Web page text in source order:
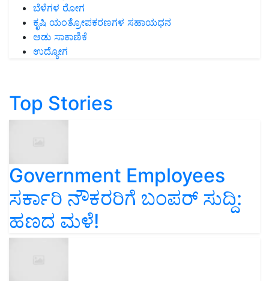
ಬೆಳೆಗಳ ರೋಗ
ಕೃಷಿ ಯಂತ್ರೋಪಕರಣಗಳ ಸಹಾಯಧನ
ಆಡು ಸಾಕಾಣಿಕೆ
ಉದ್ಯೋಗ
Top Stories
Government Employees
ಸರ್ಕಾರಿ ನೌಕರರಿಗೆ ಬಂಪರ್‌ ಸುದ್ದಿ:
ಹಣದ ಮಳೆ!